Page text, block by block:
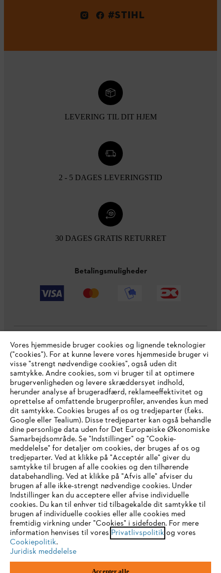
#STIHL
LEVERING TIL DIT HJEM
2 - 5 DAGES LEVERINGSTID
30 DAGES GRATIS RETURRET
Betalingsmuligheder
Virksomheden
STIHL FAQ
Service
Generelle vilkår og betingelser Privatlivspolitik
Juridisk meddelelse Cookies
Juridisk information
STIHL
IHR BROWSER WIRD NICHT
UNTERSTÜTZT
Sie nutzen einen Browser, den wir noch nicht unterstützen. Für
eine optimale Nutzung unserer Seite empfehlen wir Ihnen, zu
einem der folgenden Browser zu wechseln:
Firefox Chrome
Vores hjemmeside bruger cookies og lignende teknologier
("cookies"). For at kunne levere vores hjemmeside bruger vi
visse "strengt nødvendige cookies", også uden dit
samtykke. Andre cookies, som vi bruger til at optimere
brugervenligheden og levere skræddersyet indhold,
herunder analyse af brugeradfærd, reklameeffektivitet og
oprettelse af omfattende brugerprofiler, anvendes kun med
dit samtykke. Cookies bruges af os og tredjeparter (f.eks.
Google eller Tealium). Disse tredjeparter kan også behandle
dine personlige data uden for Det Europæiske Økonomiske
Samarbejdsområde. Se "Indstillinger" og "Cookie-
meddelelse" for detaljer om cookies, der bruges af os og
tredjeparter. Ved at klikke på "Acceptér alle" giver du
samtykke til brugen af alle cookies og den tilhørende
databehandling. Ved at klikke på "Afvis alle" afviser du
brugen af alle ikke-strengt nødvendige cookies. Under
Indstillinger kan du acceptere eller afvise individuelle
cookies. Du kan til enhver tid tilbagekalde dit samtykke til
brugen af individuelle cookies eller alle cookies med
fremtidig virkning under "Cookies" i sidefoden. For mere
information henvises til vores Privatlivspolitik og vores
Cookiepolitik.
Juridisk meddelelse
Accepter alle